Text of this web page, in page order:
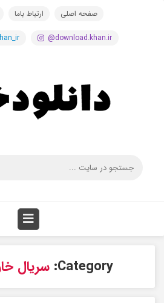
صفحه اصلی ارتباط باما
@download.khan.ir
Category: سریال